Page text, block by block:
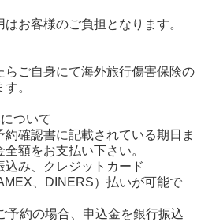
お客様のご負担となります。
ご自身にて海外旅行傷害保険の
。
ついて
確認書に記載されている期日ま
額をお支払い下さい。
み、クレジットカード
、DINERS）払いが可能で
約の場合、申込金を銀行振込